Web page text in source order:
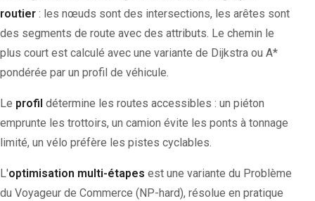
routier : les nœuds sont des intersections, les arêtes sont
des segments de route avec des attributs. Le chemin le
plus court est calculé avec une variante de Dijkstra ou A*
pondérée par un profil de véhicule.
Le profil détermine les routes accessibles : un piéton
emprunte les trottoirs, un camion évite les ponts à tonnage
limité, un vélo préfère les pistes cyclables.
L'optimisation multi-étapes est une variante du Problème
du Voyageur de Commerce (NP-hard), résolue en pratique